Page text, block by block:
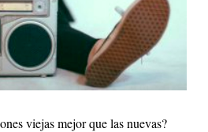
viejas mejor que las nuevas?